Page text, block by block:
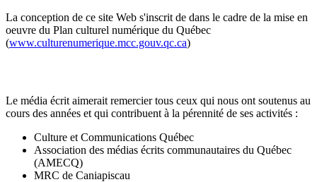
La conception de ce site Web s'inscrit de dans le cadre de la mise en
oeuvre du Plan culturel numérique du Québec
(www.culturenumerique.mcc.gouv.qc.ca)
Le média écrit aimerait remercier tous ceux qui nous ont soutenus au
cours des années et qui contribuent à la pérennité de ses activités :
Culture et Communications Québec
Association des médias écrits communautaires du Québec
(AMECQ)
MRC de Caniapiscau